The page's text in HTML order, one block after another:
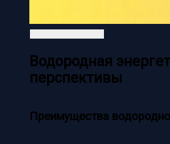
Водородная
перспективы
Преимущества